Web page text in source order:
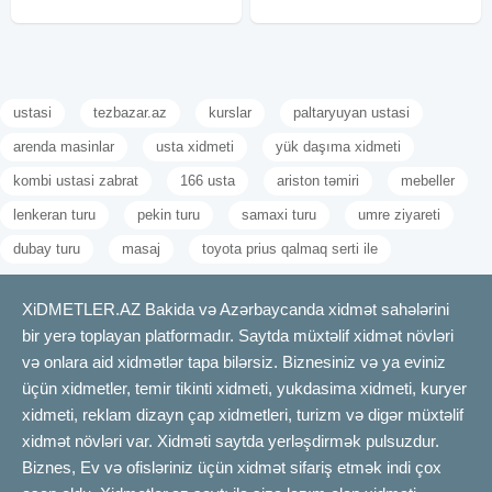
ustasi tezbazar.az kurslar paltaryuyan ustasi
arenda masinlar usta xidmeti yük daşıma xidmeti
kombi ustasi zabrat 166 usta ariston təmiri mebeller
lenkeran turu pekin turu samaxi turu umre ziyareti
dubay turu masaj toyota prius qalmaq serti ile
XiDMETLER.AZ Bakida və Azərbaycanda xidmət sahələrini
bir yerə toplayan platformadır. Saytda müxtəlif xidmət növləri
və onlara aid xidmətlər tapa bilərsiz. Biznesiniz və ya eviniz
üçün xidmetler, temir tikinti xidmeti, yukdasima xidmeti, kuryer
xidmeti, reklam dizayn çap xidmetleri, turizm və digər müxtəlif
xidmət növləri var. Xidməti saytda yerləşdirmək pulsuzdur.
Biznes, Ev və ofisləriniz üçün xidmət sifariş etmək indi çox